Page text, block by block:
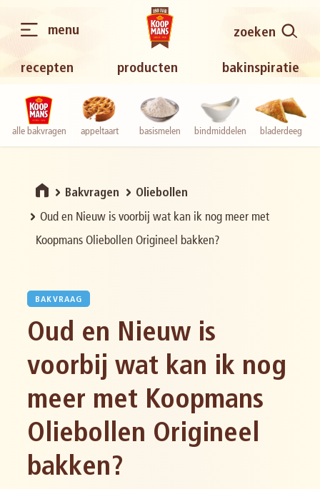
recepten producten bakinspiratie
zoeken
menu
alle bakvragen appeltaart basismelen bindmiddelen bladerdeeg
Bakvragen Oliebollen
Oud en Nieuw is voorbij wat kan ik nog meer met
Koopmans Oliebollen Origineel bakken?
BAKVRAAG
Oud en Nieuw is
voorbij wat kan ik nog
meer met Koopmans
Oliebollen Origineel
bakken?